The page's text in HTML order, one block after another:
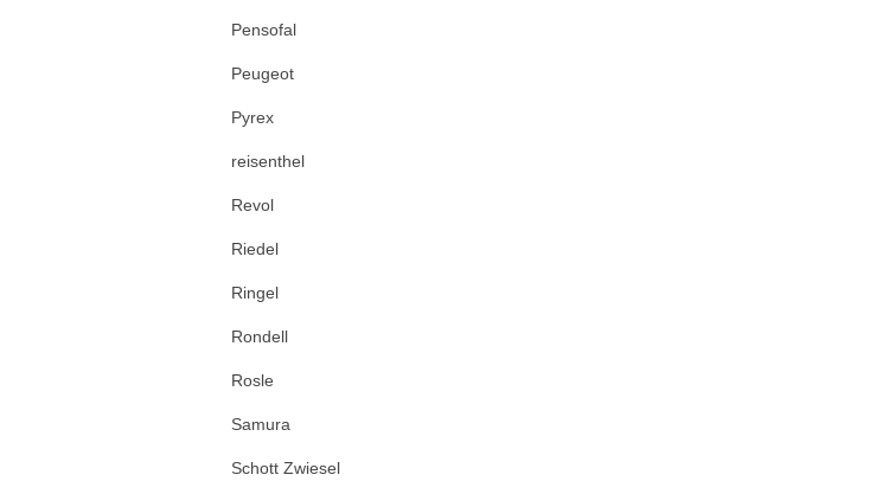
Pensofal
Peugeot
Pyrex
reisenthel
Revol
Riedel
Ringel
Rondell
Rosle
Samura
Schott Zwiesel